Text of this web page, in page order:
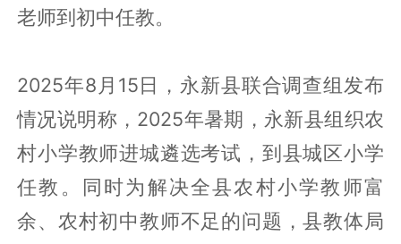
老师到初中任教。
2025年8月15日，永新县联合调查组发布
情况说明称，2025年暑期，永新县组织农
村小学教师进城遴选考试，到县城区小学
任教。同时为解决全县农村小学教师富
余、农村初中教师不足的问题，县教体局